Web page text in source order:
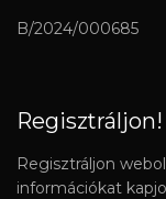
B/2024/000685
Regisztráljon!
Regisztráljon
információkat